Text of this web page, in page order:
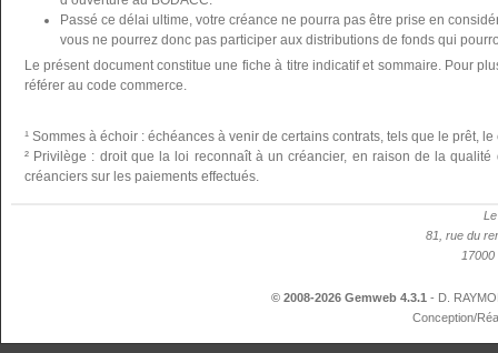
Passé ce délai ultime, votre créance ne pourra pas être prise en
vous ne pourrez donc pas participer aux distributions de fonds qui
Le présent document constitue une fiche à titre indicatif et sommaire. Pour
référer au code commerce.
¹ Sommes à échoir : échéances à venir de certains contrats, tels que le prêt,
² Privilège : droit que la loi reconnaît à un créancier, en raison de la qualité
créanciers sur les paiements effectués.
81, rue du
17000
© 2008-2026 Gemweb 4.3.1 - D.
Conception/